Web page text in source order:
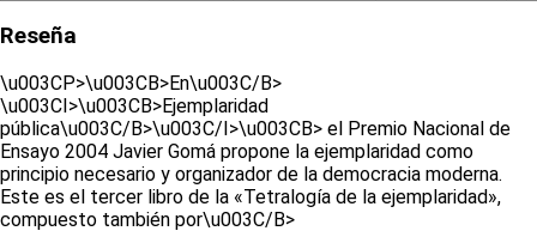
Reseña
\u003CP>\u003CB>En\u003C/B>
\u003CI>\u003CB>Ejemplaridad
pública\u003C/B>\u003C/I>\u003CB> el Premio Nacional de
Ensayo 2004 Javier Gomá propone la ejemplaridad como
principio necesario y organizador de la democracia moderna.
Este es el tercer libro de la «Tetralogía de la ejemplaridad»,
compuesto también por\u003C/B>